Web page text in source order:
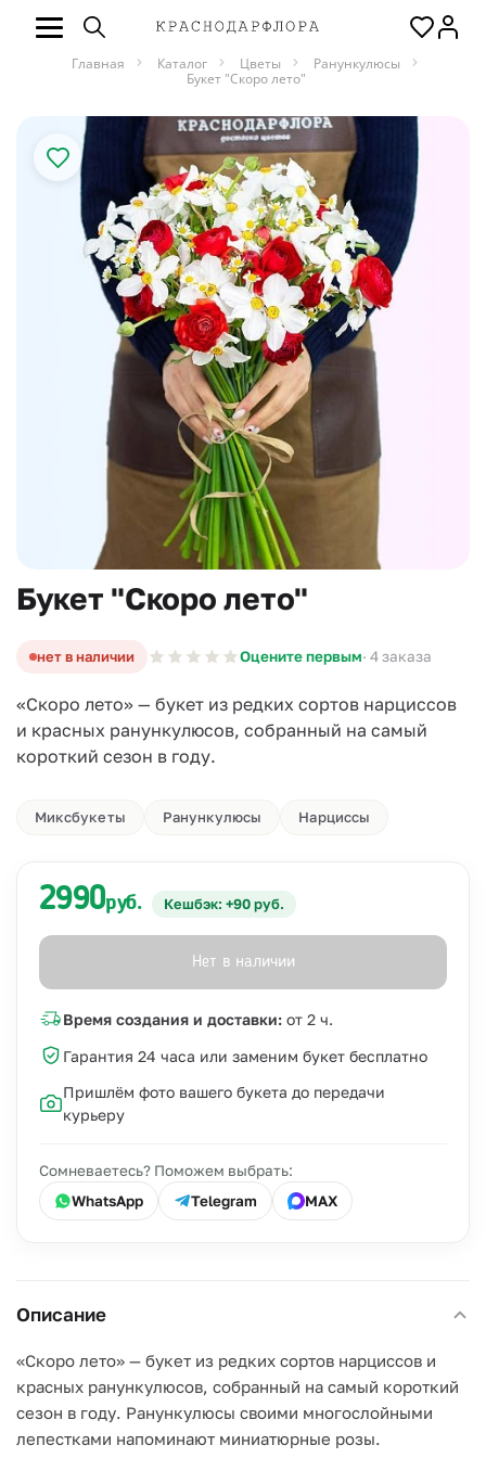
Главная Каталог Цветы
Ранункулюсы
Букет "Скоро лето"
Букет "Скоро лето"
нет в наличии Оцените первым· 4 заказа
«Скоро лето» — букет из редких сортов нарциссов
и красных ранункулюсов, собранный на самый
короткий сезон в году.
Миксбукеты Ранункулюсы Нарциссы
2990руб. Кешбэк: +90 руб.
Нет в наличии
Время создания и доставки: от 2 ч.
Гарантия 24 часа или заменим букет бесплатно
Пришлём фото вашего букета до передачи
курьеру
Сомневаетесь? Поможем выбрать:
WhatsApp
Telegram MAX
Описание
«Скоро лето» — букет из редких сортов нарциссов и
красных ранункулюсов, собранный на самый короткий
сезон в году. Ранункулюсы своими многослойными
лепестками напоминают миниатюрные розы.